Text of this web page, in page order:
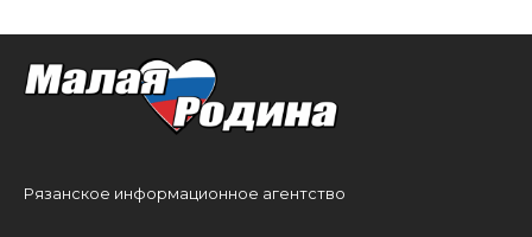
Рязанское информационное агентство